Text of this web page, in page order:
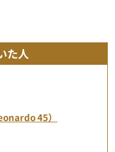
た人
45）